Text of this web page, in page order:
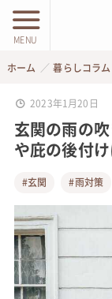
MENU
ホーム 暮らしコラム
2023年1月20日
玄関の雨の
や庇の後付
#玄関 #雨対策